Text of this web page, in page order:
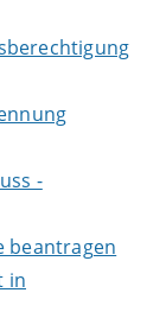
-
beantragen
in